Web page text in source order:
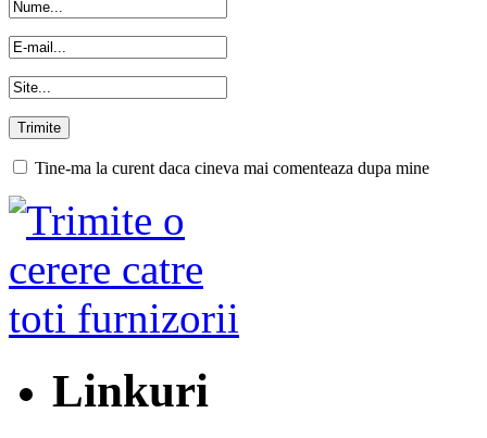
Tine-ma la curent daca cineva mai comenteaza dupa mine
Linkuri